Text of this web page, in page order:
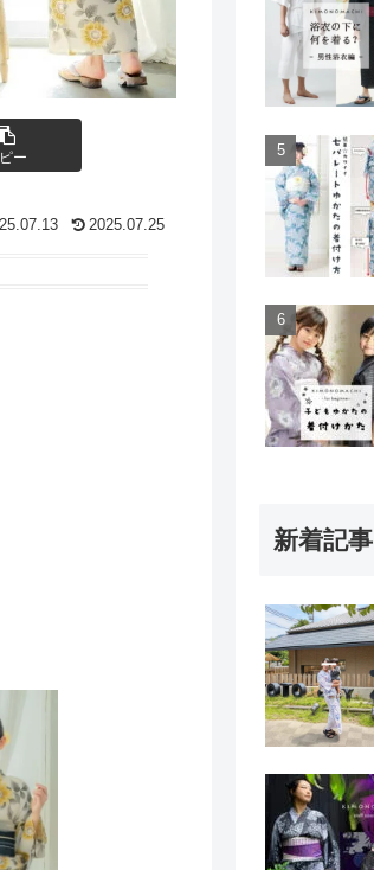
ー
2025.07.25
新着記事